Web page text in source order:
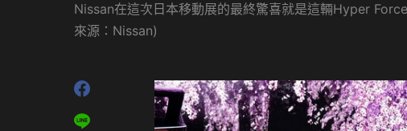
Nissan在這次日本移動展的最終驚喜就是這輛Hyper
來源：Nissan)